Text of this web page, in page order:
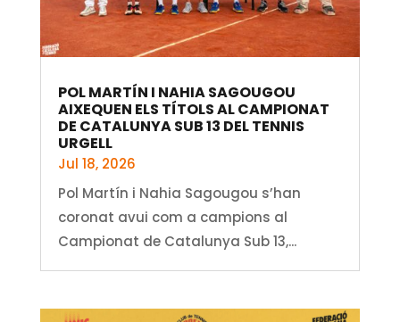
POL MARTÍN I NAHIA SAGOUGOU
AIXEQUEN ELS TÍTOLS AL CAMPIONAT
DE CATALUNYA SUB 13 DEL TENNIS
URGELL
Jul 18, 2026
Pol Martín i Nahia Sagougou s’han
coronat avui com a campions al
Campionat de Catalunya Sub 13,...